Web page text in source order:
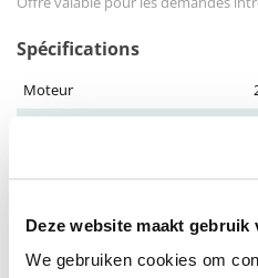
Deze website maakt gebruik
We gebruiken cookies om
Spécifications
Moteur